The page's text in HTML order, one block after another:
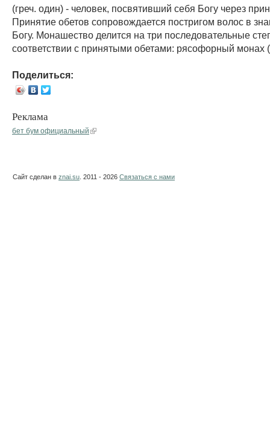
(греч. один) - человек, посвятивший себя Богу через
Принятие обетов сопровождается постригом волос в
Богу. Монашество делится на три последовательные
соответствии с принятыми обетами: рясофорный монах
Поделиться:
Реклама
бет бум официальный
Сайт сделан в znai.su . 2011 - 2026 Связаться с нами